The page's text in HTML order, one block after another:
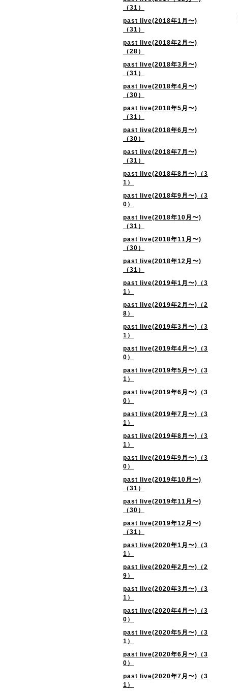
（31）
past live(2018年1月〜)
（31）
past live(2018年2月〜)
（28）
past live(2018年3月〜)
（31）
past live(2018年4月〜)
（30）
past live(2018年5月〜)
（31）
past live(2018年6月〜)
（30）
past live(2018年7月〜)
（31）
past live(2018年8月〜)（3
1）
past live(2018年9月〜)（3
0）
past live(2018年10月〜)
（31）
past live(2018年11月〜)
（30）
past live(2018年12月〜)
（31）
past live(2019年1月〜)（3
1）
past live(2019年2月〜)（2
8）
past live(2019年3月〜)（3
1）
past live(2019年4月〜)（3
0）
past live(2019年5月〜)（3
1）
past live(2019年6月〜)（3
0）
past live(2019年7月〜)（3
1）
past live(2019年8月〜)（3
1）
past live(2019年9月〜)（3
0）
past live(2019年10月〜)
（31）
past live(2019年11月〜)
（30）
past live(2019年12月〜)
（31）
past live(2020年1月〜)（3
1）
past live(2020年2月〜)（2
9）
past live(2020年3月〜)（3
1）
past live(2020年4月〜)（3
0）
past live(2020年5月〜)（3
1）
past live(2020年6月〜)（3
0）
past live(2020年7月〜)（3
1）